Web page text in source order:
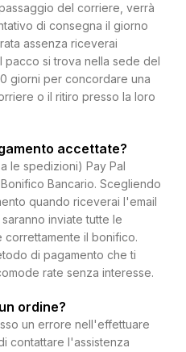
del corriere, verrà
di consegna il giorno
assenza riceverai
pacco si trova nella sede del
giorni per concordare una
o il ritiro presso la loro
accettate?
le spedizioni) Pay Pal
Bancario. Scegliendo
quando riceverai l'email
inviate tutte le
il bonifico.
di pagamento che ti
rate senza interesse.
ordine?
un errore nell'effettuare
contattare l'assistenza